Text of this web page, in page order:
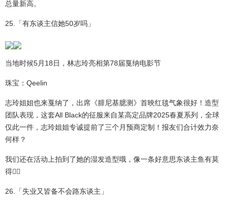
总量新高。
25.「有东谈主信她50岁吗」
当地时候5月18日，林志玲亮相第78届戛纳电影节
珠宝：Qeelin
志玲姐姐也来戛纳了，出席《腓尼基臆测》首映红毯气象很好！造型
团队表现，这套All Black的征服来自某高定品牌2025春夏系列，全球
仅此一件，志玲姐姐专诚提前了三个月预商定制！报友们合计效力奈
何样？
我们还在活动上拍到了她的湿发造型哦，像一条好意思东谈主鱼有莫
得👇🏻
26.「失业又皆备不会路东谈主」